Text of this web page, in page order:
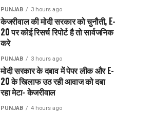
PUNJAB 3 hours ago
केजरीवाल की मोदी सरकार को चुनौती, E-
20 पर कोई रिसर्च रिपोर्ट है तो सार्वजनिक
करे
PUNJAB 3 hours ago
मोदी सरकार के दबाव में पेपर लीक और E-
20 के खिलाफ उठ रही आवाज को दबा
रहा मेटा- केजरीवाल
PUNJAB 4 hours ago